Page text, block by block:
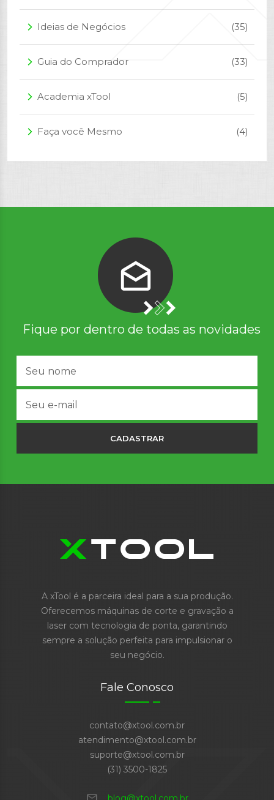
arrow_forward_ios Ideias de Negócios (35)
arrow_forward_ios Guia do Comprador (33)
arrow_forward_ios Academia xTool (5)
arrow_forward_ios Faça você Mesmo (4)
Fique por dentro de todas as novidades
CADASTRAR
A xTool é a parceira ideal para a sua produção.
Oferecemos máquinas de corte e gravação a
laser com tecnologia de ponta, garantindo
sempre a solução perfeita para impulsionar o
seu negócio.
Fale Conosco
contato@xtool.com.br
atendimento@xtool.com.br
suporte@xtool.com.br
(31) 3500-1825